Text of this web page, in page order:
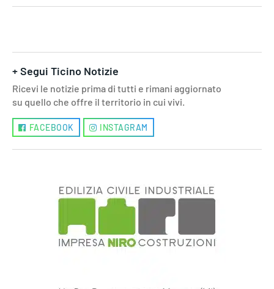
+ Segui Ticino Notizie
Ricevi le notizie prima di tutti e rimani aggiornato
su quello che offre il territorio in cui vivi.
FACEBOOK INSTAGRAM